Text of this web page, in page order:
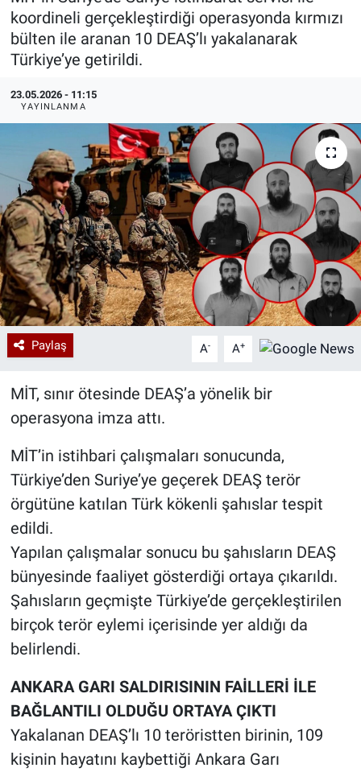
koordineli gerçekleştirdiği operasyonda kırmızı
bülten ile aranan 10 DEAŞ’lı yakalanarak
Türkiye’ye getirildi.
23.05.2026 - 11:15
YAYINLANMA
Paylaş A- A+
MİT, sınır ötesinde DEAŞ’a yönelik bir
operasyona imza attı.
MİT’in istihbari çalışmaları sonucunda,
Türkiye’den Suriye’ye geçerek DEAŞ terör
örgütüne katılan Türk kökenli şahıslar tespit
edildi.
Yapılan çalışmalar sonucu bu şahısların DEAŞ
bünyesinde faaliyet gösterdiği ortaya çıkarıldı.
Şahısların geçmişte Türkiye’de gerçekleştirilen
birçok terör eylemi içerisinde yer aldığı da
belirlendi.
ANKARA GARI SALDIRISININ FAİLLERİ İLE
BAĞLANTILI OLDUĞU ORTAYA ÇIKTI
Yakalanan DEAŞ’lı 10 teröristten birinin, 109
kişinin hayatını kaybettiği Ankara Garı
Özel Haberler
Yazarlar
Dünya
Medya
Özel Haberler
Kadın
Erişim Bilgileri
Sağlık
Teknoloji
Ramazan
Haber Arşivi